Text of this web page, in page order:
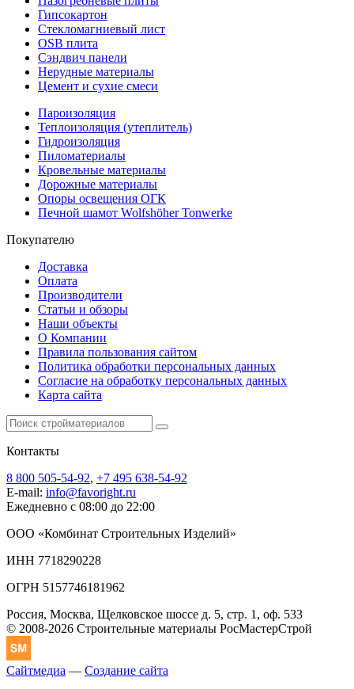
Гипсокартон
Стекломагниевый лист
OSB плита
Сэндвич панели
Нерудные материалы
Цемент и сухие смеси
Пароизоляция
Теплоизоляция (утеплитель)
Гидроизоляция
Пиломатериалы
Кровельные материалы
Дорожные материалы
Опоры освещения ОГК
Печной шамот Wolfshöher Tonwerke
Покупателю
Доставка
Оплата
Производители
Статьи и обзоры
Наши объекты
О Компании
Правила пользования сайтом
Политика обработки персональных данных
Согласие на обработку персональных данных
Карта сайта
Контакты
8 800 505-54-92, +7 495 638-54-92
E-mail: info@favoright.ru
Ежедневно с 08:00 до 22:00
ООО «Комбинат Строительных Изделий»
ИНН 7718290228
ОГРН 5157746181962
Россия, Москва, Щелковское шоссе д. 5, стр. 1, оф. 533
© 2008-2026 Строительные материалы РосМастерСтрой
Сайтмедиа — Создание сайта